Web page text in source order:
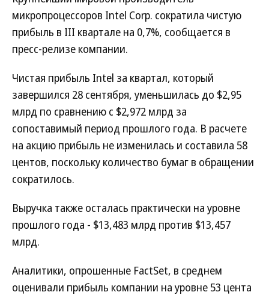
микропроцессоров Intel Corp. сократила чистую
прибыль в ІІІ квартале на 0,7%, сообщается в
пресс-релизе компании.
Чистая прибыль Intel за квартал, который
завершился 28 сентября, уменьшилась до $2,95
млрд по сравнению с $2,972 млрд за
сопоставимый период прошлого года. В расчете
на акцию прибыль не изменилась и составила 58
центов, поскольку количество бумаг в обращении
сократилось.
Выручка также осталась практически на уровне
прошлого года - $13,483 млрд против $13,457
млрд.
Аналитики, опрошенные FactSet, в среднем
оценивали прибыль компании на уровне 53 цента